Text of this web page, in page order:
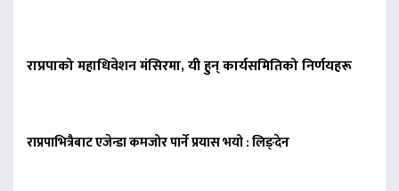
राप्रपाको महाधिवेशन मंसिरमा, यी हुन् कार्यसमितिको निर्णयहरू
राप्रपाभित्रैबाट एजेन्डा कमजोर पार्ने प्रयास भयो : लिङ्देन